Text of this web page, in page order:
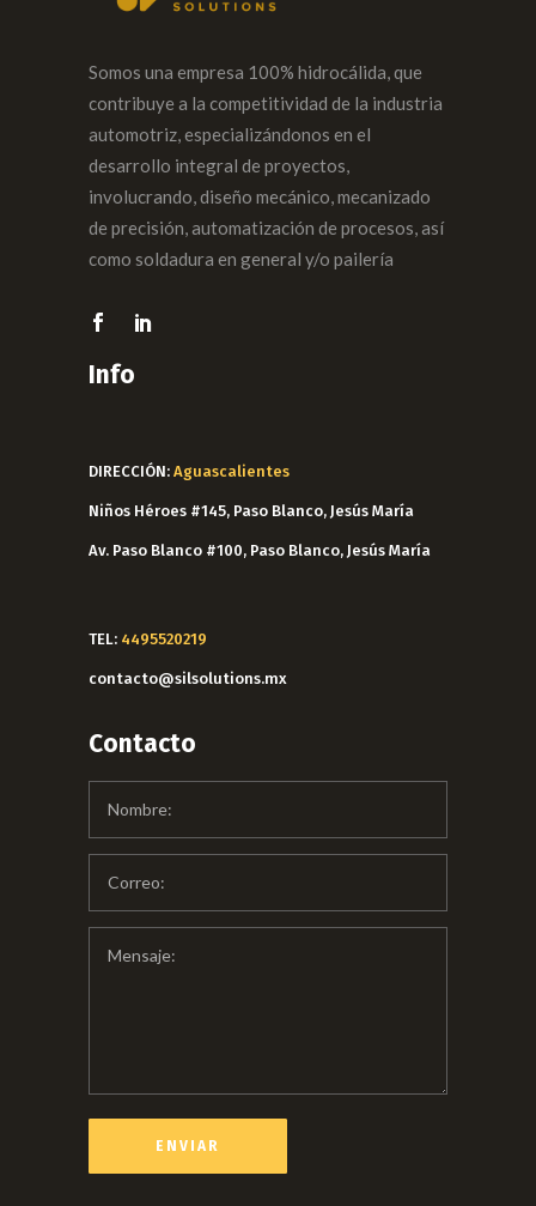
Somos una empresa 100% hidrocálida, que
contribuye a la competitividad de la industria
automotriz, especializándonos en el
desarrollo integral de proyectos,
involucrando, diseño mecánico, mecanizado
de precisión, automatización de procesos, así
como soldadura en general y/o pailería
Info
DIRECCIÓN: Aguascalientes
Niños Héroes #145, Paso Blanco, Jesús María
Av. Paso Blanco #100, Paso Blanco, Jesús María
TEL: 4495520219
contacto@silsolutions.mx
Contacto